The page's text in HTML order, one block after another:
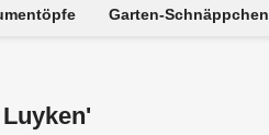
Garten-Schnäppchen